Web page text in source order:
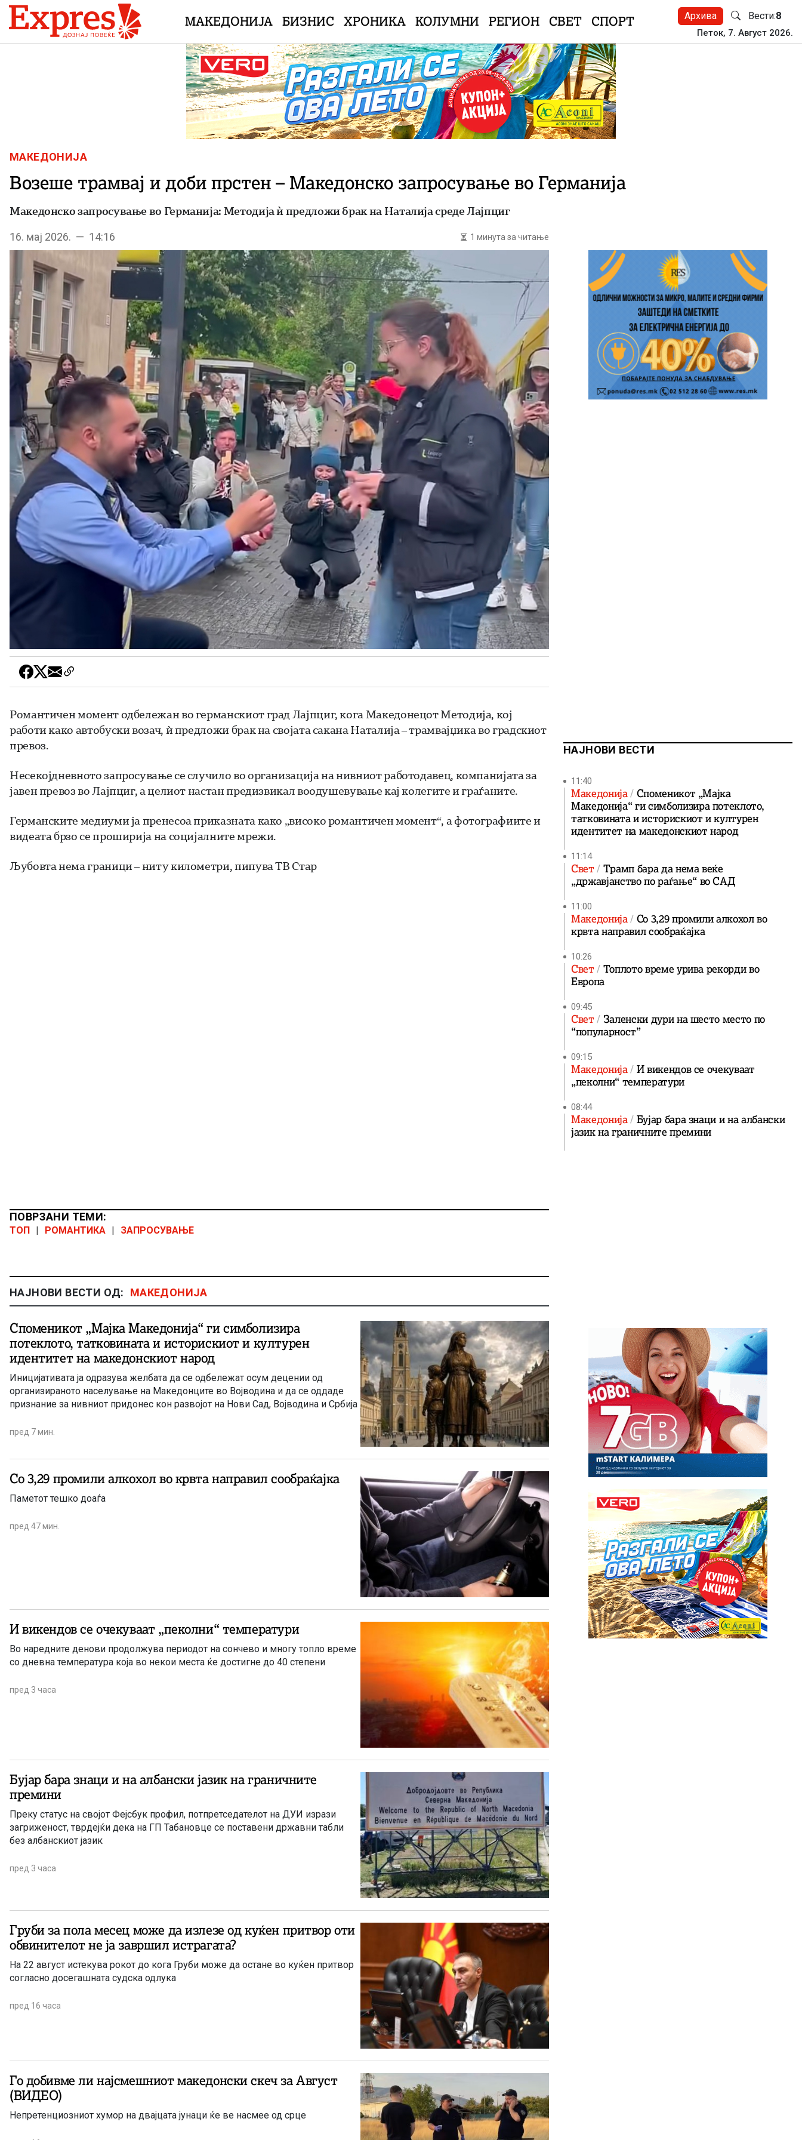
Skip to content
МАКЕДОНИЈА БИЗНИС ХРОНИКА КОЛУМНИ РЕГИОН СВЕТ СПОРТ Архива Вести:8
Петок, 7. Август 2026.
МАКЕДОНИЈА
Возеше трамвај и доби прстен – Македонско запросување во Германија
Македонско запросување во Германија: Методија ѝ предложи брак на Наталија среде Лајпциг
16. мај 2026. — 14:16 1 минута за читање
Романтичен момент одбележан во германскиот град Лајпциг, кога Македонецот Методија, кој
работи како автобуски возач, ѝ предложи брак на својата сакана Наталија – трамвајџика во градскиот
превоз.
Несекојдневното запросување се случило во организација на нивниот работодавец, компанијата за
јавен превоз во Лајпциг, а целиот настан предизвикал воодушевување кај колегите и граѓаните.
Германските медиуми ја пренесоа приказната како „високо романтичен момент“, а фотографиите и
видеата брзо се проширија на социјалните мрежи.
Љубовта нема граници – ниту километри, пипува ТВ Стар
ПОВРЗАНИ ТЕМИ:
ТОП | РОМАНТИКА | ЗАПРОСУВАЊЕ
НАЈНОВИ ВЕСТИ ОД: МАКЕДОНИЈА
Споменикот „Мајка Македонија“ ги симболизира
потеклото, татковината и историскиот и културен
идентитет на македонскиот народ
Иницијативата ја одразува желбата да се одбележат осум децении од
организираното населување на Македонците во Војводина и да се оддаде
признание за нивниот придонес кон развојот на Нови Сад, Војводина и Србија
пред 7 мин.
Со 3,29 промили алкохол во крвта направил сообраќајка
Паметот тешко доаѓа
пред 47 мин.
И викендов се очекуваат „пеколни“ температури
Во наредните денови продолжува периодот на сончево и многу топло време
со дневна температура која во некои места ќе достигне до 40 степени
пред 3 часа
Бујар бара знаци и на албански јазик на граничните
премини
Преку статус на својот Фејсбук профил, потпретседателот на ДУИ изрази
загриженост, тврдејќи дека на ГП Табановце се поставени државни табли
без албанскиот јазик
пред 3 часа
Груби за пола месец може да излезе од куќен притвор оти
обвинителот не ја завршил истрагата?
На 22 август истекува рокот до кога Груби може да остане во куќен притвор
согласно досегашната судска одлука
пред 16 часа
Го добивме ли најсмешниот македонски скеч за Август
(ВИДЕО)
Непретенциозниот хумор на двајцата јунаци ќе ве насмее од срце
НАЈНОВИ ВЕСТИ
11:40
Македонија Споменикот „Мајка
Македонија“ ги симболизира потеклото,
татковината и историскиот и културен
идентитет на македонскиот народ
11:14
Свет Трамп бара да нема веќе
„државјанство по раѓање“ во САД
11:00
Македонија Со 3,29 промили алкохол во
крвта направил сообраќајка
10:26
Свет Топлото време урива рекорди во
Европа
09:45
Свет Заленски дури на шесто место по
“популарност”
09:15
Македонија И викендов се очекуваат
„пеколни“ температури
08:44
Македонија Бујар бара знаци и на албански
јазик на граничните премини